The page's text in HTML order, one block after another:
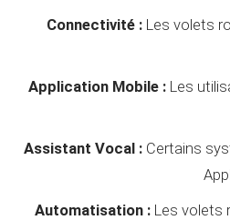
Connectivité :Les volets
Application Mobile :Les
Assistant Vocal :Certains
Automatisation : Les volets